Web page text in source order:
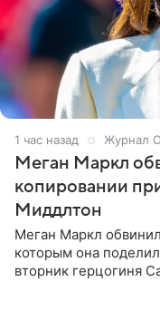
1 час назад Журнал
Меган Маркл
копировании
Миддлтон
Меган Маркл
которым она
вторник герцогиня